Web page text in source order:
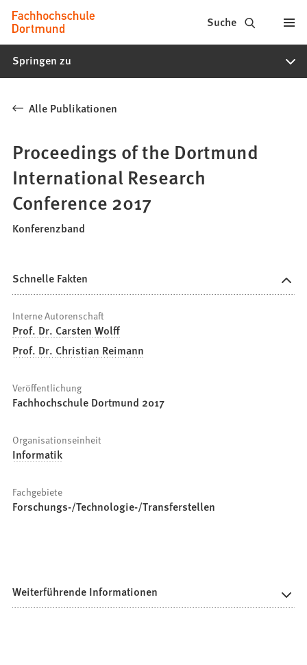
Inhalt anspringen
Fachhochschule
Dortmund
-
Studiengänge,
Bewerbung
Suche
Springen zu
Alle Publikationen
Proceedings of the Dortmund
International Research
Conference 2017
Konferenzband
Schnelle Fakten
Interne Autorenschaft
Prof. Dr. Carsten Wolff
Prof. Dr. Christian Reimann
Veröffentlichung
Fachhochschule Dortmund 2017
Organisationseinheit
Informatik
Fachgebiete
Forschungs-/Technologie-/Transferstellen
Weiterführende Informationen